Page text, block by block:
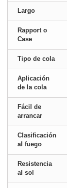
Largo
Rapport o
Case
Tipo de cola
Aplicación
de la cola
Fácil de
arrancar
Clasificación
al fuego
Resistencia
al sol